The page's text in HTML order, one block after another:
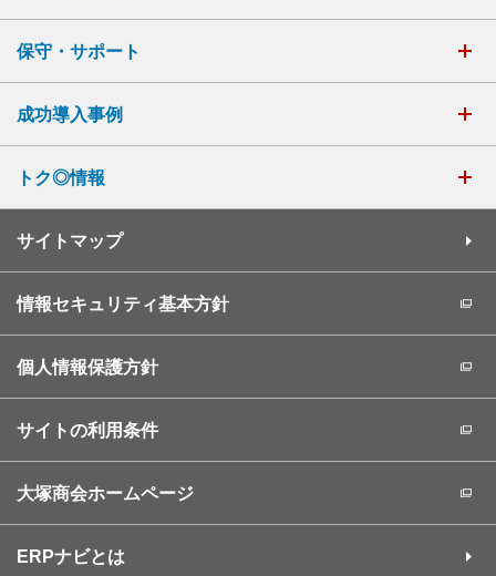
保守・サポート
成功導入事例
トク◎情報
サイトマップ
情報セキュリティ基本方針
個人情報保護方針
サイトの利用条件
大塚商会ホームページ
ERPナビとは